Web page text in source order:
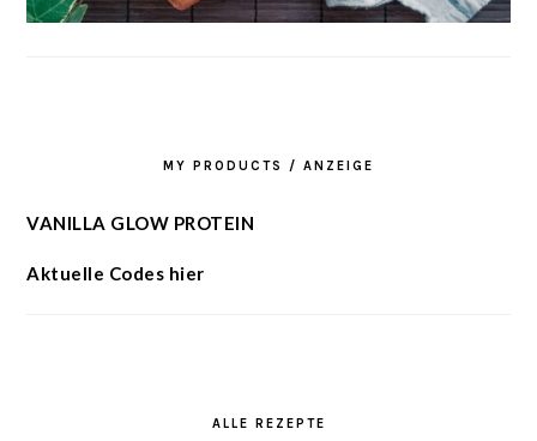
MY PRODUCTS / ANZEIGE
VANILLA GLOW PROTEIN
Aktuelle Codes hier
ALLE REZEPTE